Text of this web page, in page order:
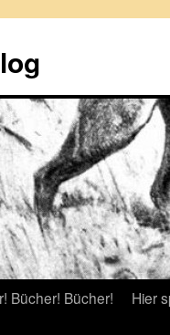
Bücher! Bücher!
Hier